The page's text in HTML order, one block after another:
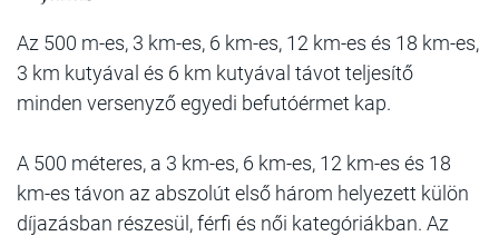
Az 500 m-es, 3 km-es, 6 km-es, 12 km-es és 18 km-es,
3 km kutyával és 6 km kutyával távot teljesítő
minden versenyző egyedi befutóérmet kap.
A 500 méteres, a 3 km-es, 6 km-es, 12 km-es és 18
km-es távon az abszolút első három helyezett külön
díjazásban részesül, férfi és női kategóriákban. Az